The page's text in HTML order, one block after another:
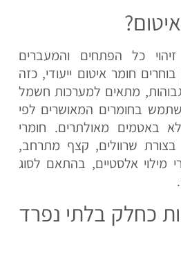
כל הפתחים והמעברים
חומר איטום ייעודי, כזה
מתאים למערכות חשמל
בחומרים המאושרים לפי
באטמים מאולתרים. חומרי
בצורת שרוולים, קצף מתרחב,
מילוי אלסטיים, בהתאם לסוג
כחלק בלתי נפרד